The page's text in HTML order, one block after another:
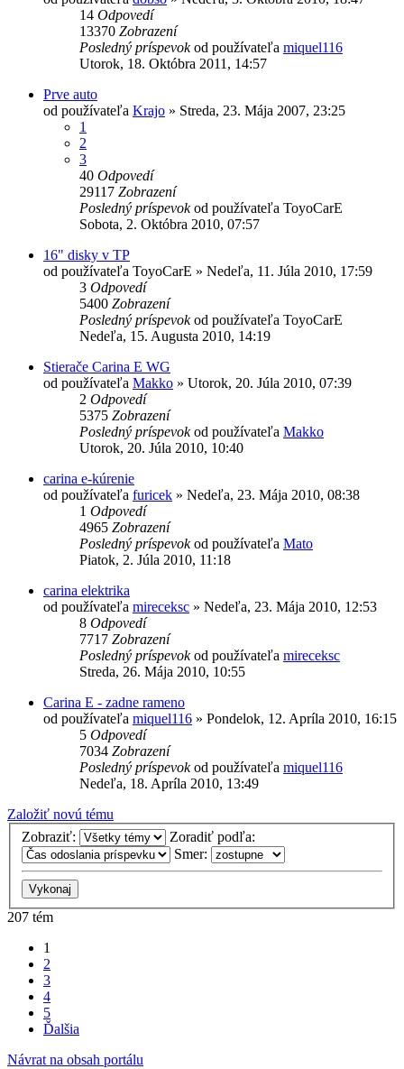
14 Odpovedí
13370 Zobrazení
Posledný príspevokod používateľa miquel116
Utorok, 18. Októbra 2011, 14:57
Prve auto
od používateľa Krajo » Streda, 23. Mája 2007, 23:25
1
2
3
40 Odpovedí
29117 Zobrazení
Posledný príspevokod používateľa ToyoCarE
Sobota, 2. Októbra 2010, 07:57
16" disky v TP
od používateľa ToyoCarE » Nedeľa, 11. Júla 2010, 17:59
3 Odpovedí
5400 Zobrazení
Posledný príspevokod používateľa ToyoCarE
Nedeľa, 15. Augusta 2010, 14:19
Stierače Carina E WG
od používateľa Makko » Utorok, 20. Júla 2010, 07:39
2 Odpovedí
5375 Zobrazení
Posledný príspevokod používateľa Makko
Utorok, 20. Júla 2010, 10:40
carina e-kúrenie
od používateľa furicek » Nedeľa, 23. Mája 2010, 08:38
1 Odpovedí
4965 Zobrazení
Posledný príspevokod používateľa Mato
Piatok, 2. Júla 2010, 11:18
carina elektrika
od používateľa mireceksc » Nedeľa, 23. Mája 2010, 12:53
8 Odpovedí
7717 Zobrazení
Posledný príspevokod používateľa mireceksc
Streda, 26. Mája 2010, 10:55
Carina E - zadne rameno
od používateľa miquel116 » Pondelok, 12. Apríla 2010, 16:15
5 Odpovedí
7034 Zobrazení
Posledný príspevokod používateľa miquel116
Nedeľa, 18. Apríla 2010, 13:49
Založiť novú tému
Zobraziť:
Zoradiť podľa:
Smer:
207 tém
1
2
3
4
5
Ďalšia
Návrat na obsah portálu